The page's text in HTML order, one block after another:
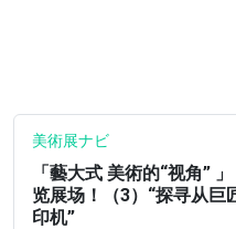
美術展ナビ
「藝大式 美術的“视角”
览展场！（3）“探寻从巨
印机”